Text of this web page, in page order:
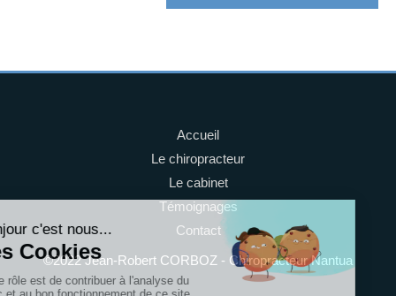
Accueil
Le chiropracteur
Le cabinet
Témoignages
Contact
©2022 Jean-Robert CORBOZ - Chiropracteur Nantua